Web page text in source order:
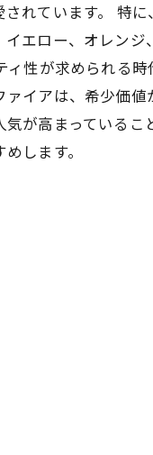
れています。 特
エロー、オレン
性が求められる
イアは、希少価
が高まっている
します。